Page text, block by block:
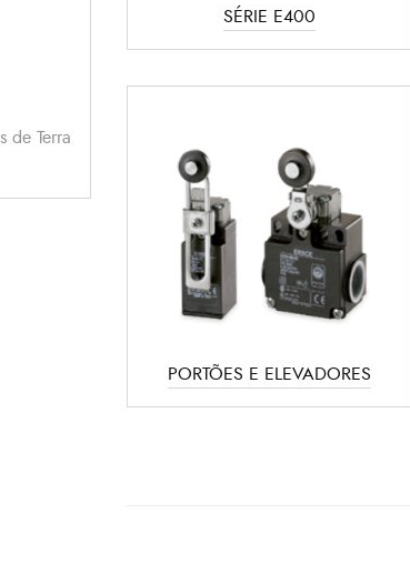
de Terra
SÉRIE E400
PORTÕES E ELEVADORES